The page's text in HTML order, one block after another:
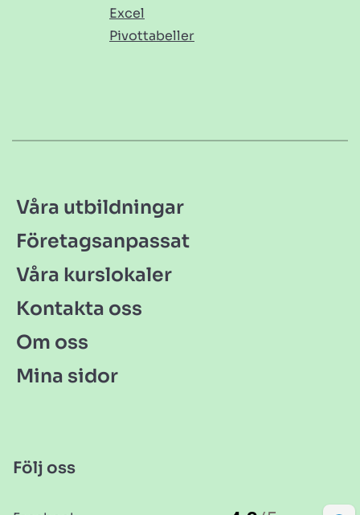
Excel
Pivottabeller
Våra utbildningar
Företagsanpassat
Våra kurslokaler
Kontakta oss
Om oss
Mina sidor
Följ oss